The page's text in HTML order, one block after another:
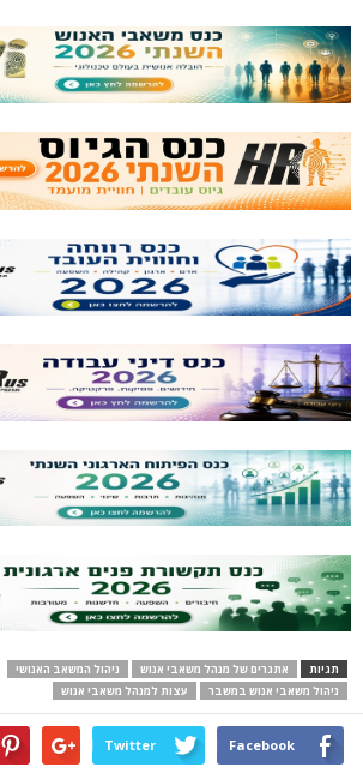
תגיות אתגרים של מנהל משאבי אנוש
ניהול המשאב האנושי
ניהול משאבי אנוש במשבר
עצות למנהל משאבי אנוש
Facebook
Twitter